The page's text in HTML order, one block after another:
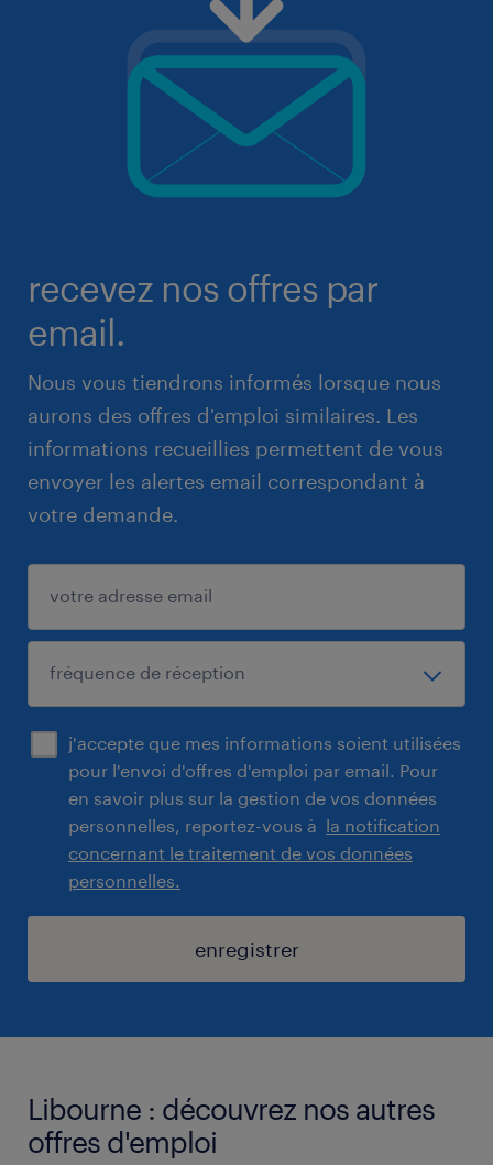
recevez nos offres par
email.
Nous vous tiendrons informés lorsque nous
aurons des offres d'emploi similaires. Les
informations recueillies permettent de vous
envoyer les alertes email correspondant à
votre demande.
j'accepte que mes informations soient utilisées
pour l'envoi d'offres d'emploi par email. Pour
en savoir plus sur la gestion de vos données
personnelles, reportez-vous à la notification
concernant le traitement de vos données
personnelles.
enregistrer
Libourne : découvrez nos autres
offres d'emploi